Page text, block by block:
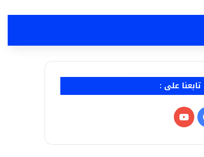
تابعنا على :
فيسبوك‫YouTube